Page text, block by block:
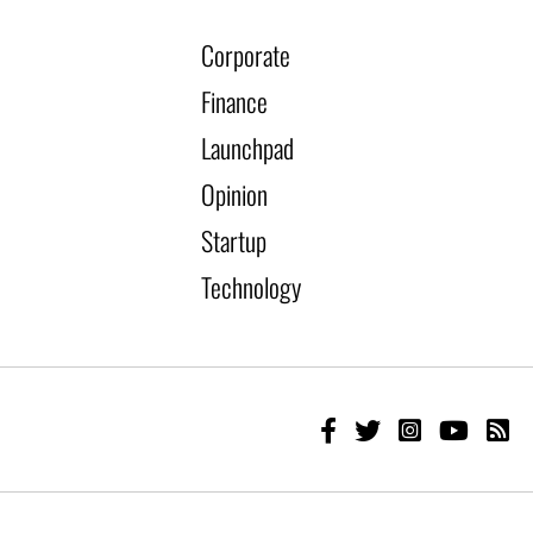
Corporate
Finance
Launchpad
Opinion
Startup
Technology